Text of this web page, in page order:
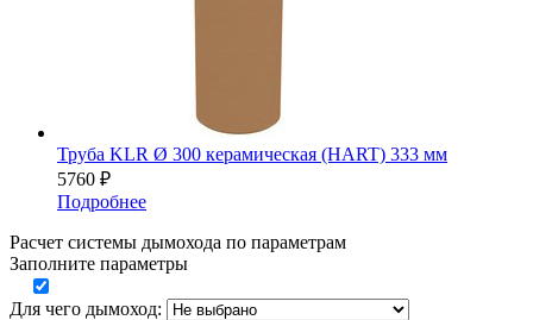
Труба KLR Ø 300 керамическая (HART) 333 мм
5760 ₽
Подробнее
Расчет системы дымохода по параметрам
Заполните параметры
Для чего дымоход: